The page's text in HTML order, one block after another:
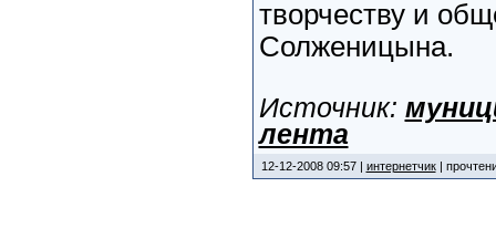
творчеству и
Солженицына.
Источник:
лента
12-12-2008 09:57 | интернетчик|